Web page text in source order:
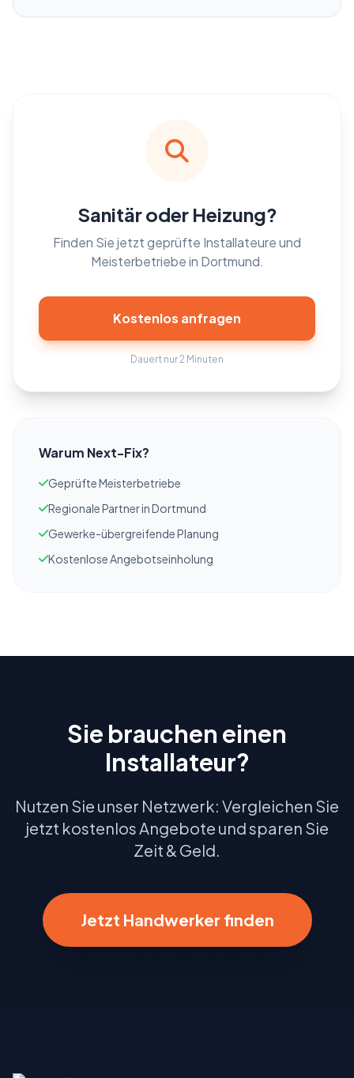
Sanitär oder Heizung?
Finden Sie jetzt geprüfte Installateure und
Meisterbetriebe in Dortmund.
Kostenlos anfragen
Dauert nur 2 Minuten
Warum Next-Fix?
Geprüfte Meisterbetriebe
Regionale Partner in Dortmund
Gewerke-übergreifende Planung
Kostenlose Angebotseinholung
Sie brauchen einen
Installateur?
Nutzen Sie unser Netzwerk: Vergleichen Sie
jetzt kostenlos Angebote und sparen Sie
Zeit & Geld.
Jetzt Handwerker finden